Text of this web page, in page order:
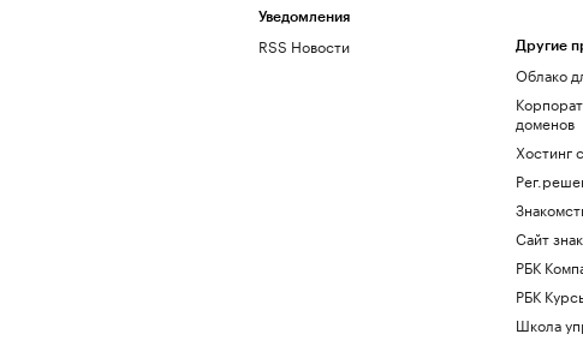
Уведомления
RSS Новости Другие
Облако
доменов
Хостинг
Сайт
РБК
РБК
Школа